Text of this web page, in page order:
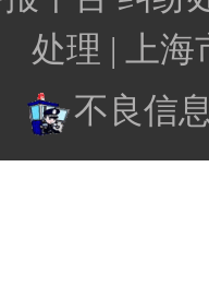
处理 |
上
不良信